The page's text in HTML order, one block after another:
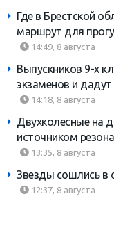
Где в Брестской
маршрут для
14:49, 8 августа
Выпускников 9-х
экзаменов и
14:18, 8 августа
Двухколесные на
источником
13:35, 8 августа
Звезды сошлись в
12:37, 8 августа